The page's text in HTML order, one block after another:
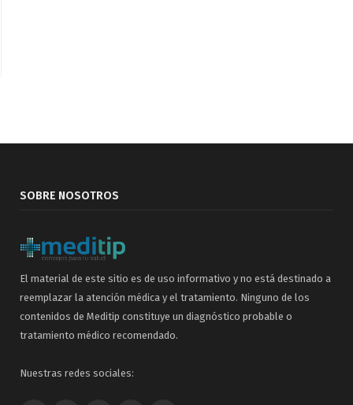
SOBRE NOSOTROS
El material de este sitio es de uso informativo y no está destinado a
reemplazar la atención médica y el tratamiento. Ninguno de los
contenidos de Meditip constituye un diagnóstico probable o
tratamiento médico recomendado.
Nuestras redes sociales: